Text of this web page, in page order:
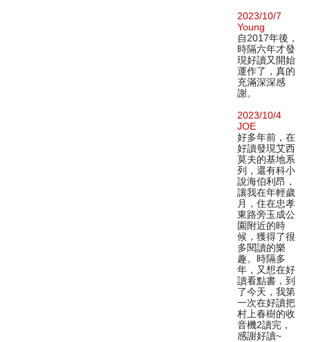
2023/10/7
Young
自2017年後，
時隔六年才發
現好讀又開始
運作了，真的
充滿深深感
謝。
2023/10/4
JOE
好多年前，在
好讀發現艾西
莫夫的基地系
列，還有科小
說海伯利昂，
讓我在年輕歲
月，住在忠孝
東路旁玉成公
園附近的時
候，獲得了很
多閱讀的樂
趣。時隔多
年，又想在好
讀看點書，到
了今天，我第
一次在好讀把
村上春樹的收
音機2讀完，
感謝好讀~